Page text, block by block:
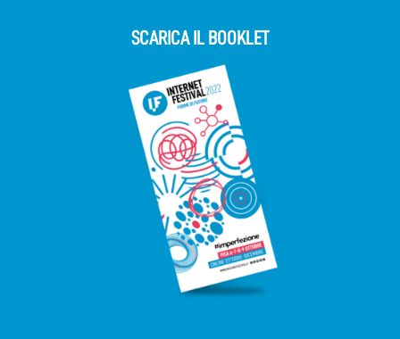
SCARICA IL BOOKLET